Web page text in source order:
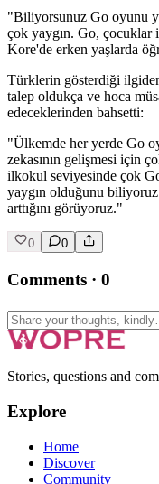
"Biliyorsunuz Go oyunu
çok yaygın. Go, çocuklar
Kore'de erken yaşlarda
Türklerin gösterdiği
talep oldukça ve hoca
edeceklerinden bahsetti:
"Ülkemde her yerde Go
zekasının gelişmesi için
ilkokul seviyesinde çok
yaygın olduğunu
arttığını görüyoruz."
0 0
Comments · 0
Stories, questions and
Explore
Home
Discover
Community